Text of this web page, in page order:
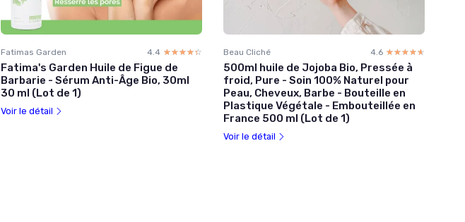
Fatimas Garden 4.4 ☆☆☆☆☆
★★★★★
Fatima's Garden Huile de Figue de
Barbarie - Sérum Anti-Âge Bio, 30ml
30 ml (Lot de 1)
Voir le détail
Beau Cliché 4.6 ☆☆☆☆☆
★★★★★
500ml huile de Jojoba Bio, Pressée à
froid, Pure - Soin 100% Naturel pour
Peau, Cheveux, Barbe - Bouteille en
Plastique Végétale - Embouteillée en
France 500 ml (Lot de 1)
Voir le détail